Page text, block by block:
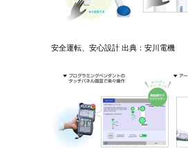
安全運転、安心設計 出典：安川電機